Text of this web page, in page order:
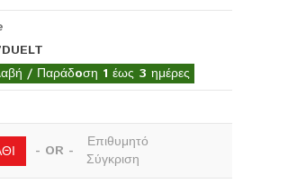
/ Παράδoση 1 έως 3 ημέρες
- OR -
Επιθυμητό
Σύγκριση